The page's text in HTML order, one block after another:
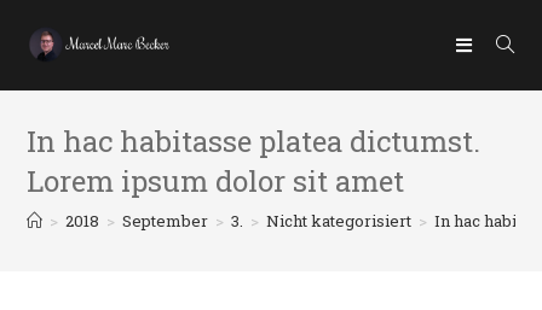
In hac habitasse platea dictumst.
Lorem ipsum dolor sit amet
> 2018 > September > 3. > Nicht kategorisiert > In hac